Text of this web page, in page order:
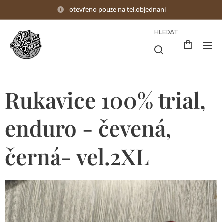
otevřeno pouze na tel.objednani
HLEDAT
Rukavice 100% trial,
enduro - čevená,
černá- vel.2XL